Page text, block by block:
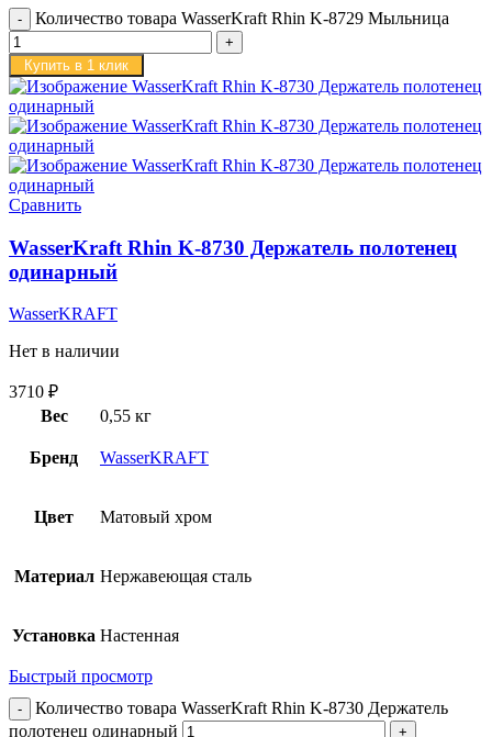
Количество товара WasserKraft Rhin K-8729 Мыльница
Купить в 1 клик
Сравнить
WasserKraft Rhin K-8730 Держатель полотенец
одинарный
WasserKRAFT
Нет в наличии
3710 ₽
Вес
0,55 кг
Бренд WasserKRAFT
Цвет Матовый хром
Материал Нержавеющая сталь
Установка Настенная
Быстрый просмотр
Количество товара WasserKraft Rhin K-8730 Держатель
полотенец одинарный